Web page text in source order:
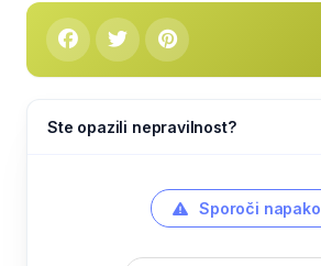
Ste opazili nepravilnost?
Sporoči napako